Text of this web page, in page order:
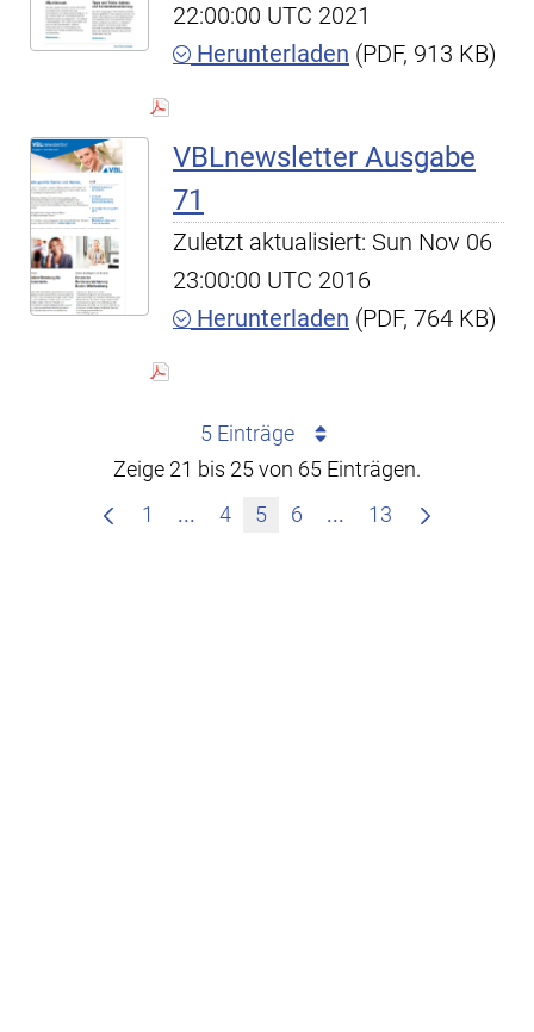
22:00:00 UTC 2021
Herunterladen (PDF, 913 KB)
VBLnewsletter Ausgabe
71
Zuletzt aktualisiert: Sun Nov 06
23:00:00 UTC 2016
Herunterladen (PDF, 764 KB)
5 Einträge
Zeige 21 bis 25 von 65 Einträgen.
1
... Zwischenseiten Navigieren mit
4 5 6 ... Zwischenseiten
13